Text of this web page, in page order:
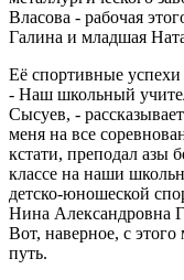
Власова - рабочая
Галина и младшая
Её спортивные успехи
- Наш школьный
Сысуев, -
меня на все
кстати, преподал азы
классе на наши
детско-юношеской
Нина Александровна
Вот, наверное, с
путь.